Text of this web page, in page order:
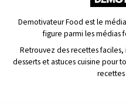
Demotivateur Food est le
figure parmi les médias
Retrouvez des recettes
desserts et astuces cuisine pour